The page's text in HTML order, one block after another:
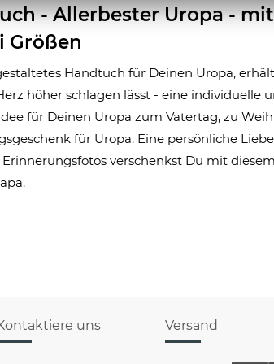
- Allerbester Uropa -
Größen
Handtuch für Deinen Uropa,
höher schlagen lässt - eine individuelle
für Deinen Uropa zum Vatertag, zu
für Uropa. Eine persönliche
verschenkst Du mit
uns Versand